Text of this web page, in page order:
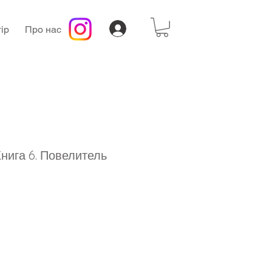
Про нас
6. Повелитель